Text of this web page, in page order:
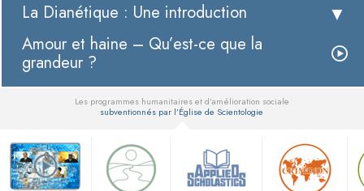
La Dianétique : Une introduction
Amour et haine – Qu’est-ce que la
grandeur ?
Les programmes humanitaires et d’amélioration sociale
subventionnés par l’Église de Scientologie